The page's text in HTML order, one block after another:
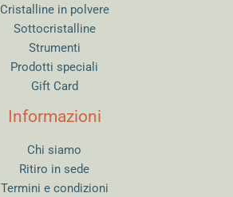
Cristalline in polvere
Sottocristalline
Strumenti
Prodotti speciali
Gift Card
Informazioni
Chi siamo
Ritiro in sede
Termini e condizioni